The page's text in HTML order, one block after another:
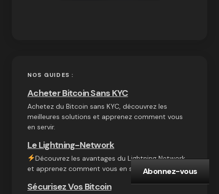
NOS GUIDES :
Acheter Bitcoin Sans KYC
Achetez du Bitcoin sans KYC, découvrez les
meilleures solutions et apprenez comment vous
en servir.
Le Lightning-Network
Découvrez les avantages du Lightning Network
et apprenez comment vous en servir au quotidien.
Sécurisez Vos Bitcoin
Abonnez-vous